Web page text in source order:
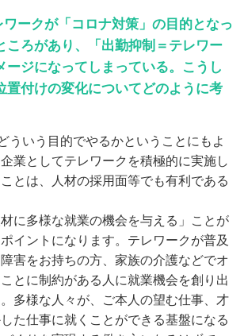
ークが「コロナ対策」の目的となっ
ころがあり、「出勤抑制＝テレワー
ージになってしまっている。こうし
置付けの変化についてどのように考
ういう目的でやるかということにもよ
業としてテレワークを積極的に実施し
とは、人材の採用面等でも有利である
に多様な就業の機会を与える」ことが
イントになります。テレワークが普及
害をお持ちの方、家族の介護などでオ
とに制約がある人に就業機会を創り出
多様な人々が、ご本人の望む仕事、才
た仕事に就くことができる基盤になる